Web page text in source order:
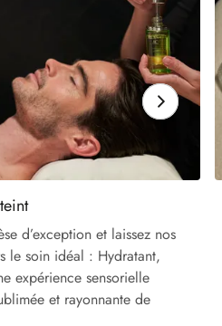
d’exception et laissez nos
le soin idéal : Hydratant,
expérience sensorielle
et rayonnante de